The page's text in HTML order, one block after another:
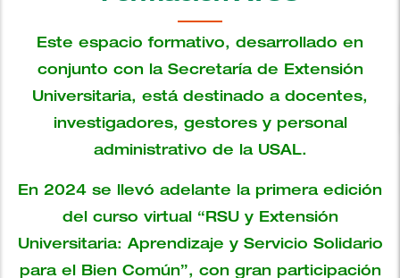
Este espacio formativo, desarrollado en
conjunto con la Secretaría de Extensión
Universitaria, está destinado a docentes,
investigadores, gestores y personal
administrativo de la USAL.
En 2024 se llevó adelante la primera edición
del curso virtual “RSU y Extensión
Universitaria: Aprendizaje y Servicio Solidario
para el Bien Común”, con gran participación